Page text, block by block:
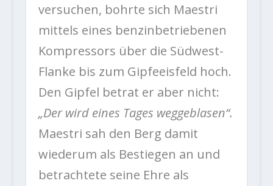
versuchen, bohrte sich Maestri
mittels eines benzinbetriebenen
Kompressors über die Südwest-
Flanke bis zum Gipfeeisfeld hoch.
Den Gipfel betrat er aber nicht:
„Der wird eines Tages weggeblasen“.
Maestri sah den Berg damit
wiederum als Bestiegen an und
betrachtete seine Ehre als